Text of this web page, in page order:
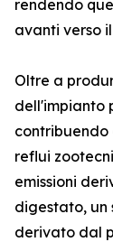
rendendo
avanti verso
Oltre a
dell'impianto
reflui
emissioni
digestato, un
derivato dal